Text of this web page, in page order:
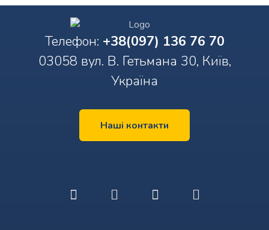
Телефон: +38(097) 136 76 70
03058 вул. В. Гетьмана 30, Київ,
Україна
Наші контакти